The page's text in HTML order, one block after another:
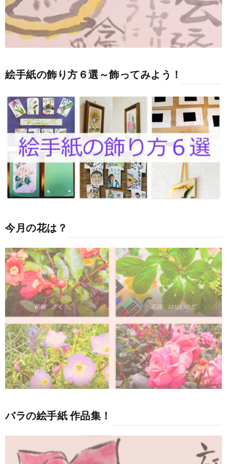
絵手紙の飾り方６選～飾ってみよう！
今月の花は？
バラの絵手紙 作品集！